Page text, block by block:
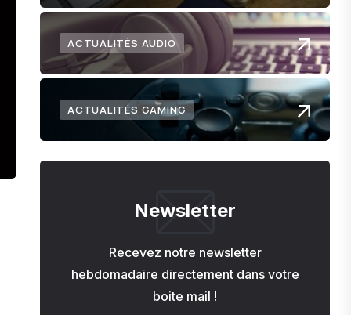
ACTUALITÉS AUDIO
ACTUALITÉS GAMING
Newsletter
Recevez notre newsletter
hebdomadaire directement dans votre
boite mail !